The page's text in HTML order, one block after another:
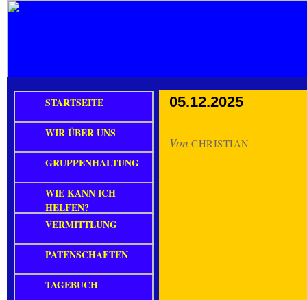
05.12.2025
Von CHRISTIAN
STARTSEITE
WIR ÜBER UNS
GRUPPENHALTUNG
WIE KANN ICH
HELFEN?
VERMITTLUNG
PATENSCHAFTEN
TAGEBUCH